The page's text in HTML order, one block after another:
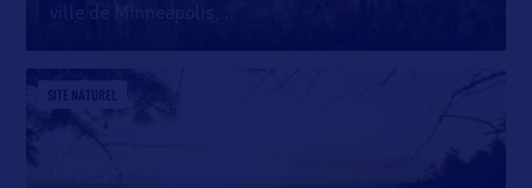
ville de Minneapolis,
SITE NATUREL